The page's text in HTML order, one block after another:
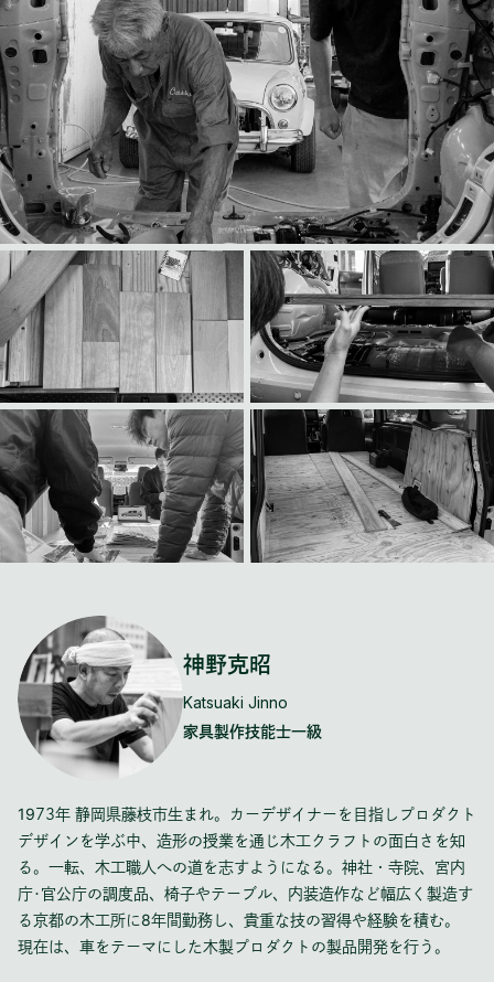
神野克昭
Katsuaki Jinno
家具製作技能士一級
1973年 静岡県藤枝市生まれ。カーデザイナーを目指しプロダクト
デザインを学ぶ中、造形の授業を通じ木工クラフトの面白さを知
る。一転、木工職人への道を志すようになる。神社・寺院、宮内
庁･官公庁の調度品、椅子やテーブル、内装造作など幅広く製造す
る京都の木工所に8年間勤務し、貴重な技の習得や経験を積む。
現在は、車をテーマにした木製プロダクトの製品開発を行う。